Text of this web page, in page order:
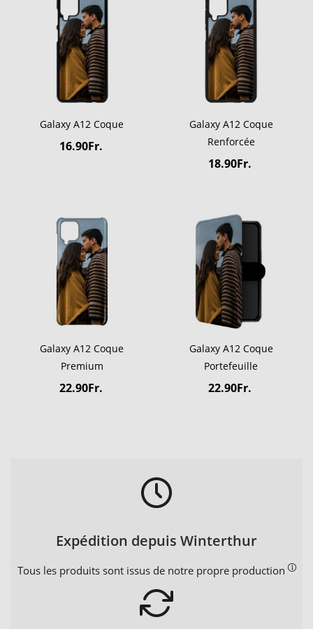
Galaxy A12 Coque
16.90Fr.
Galaxy A12 Coque
Renforcée
18.90Fr.
Galaxy A12 Coque
Premium
22.90Fr.
Galaxy A12 Coque
Portefeuille
22.90Fr.
Expédition depuis Winterthur
Tous les produits sont issus de notre propre production